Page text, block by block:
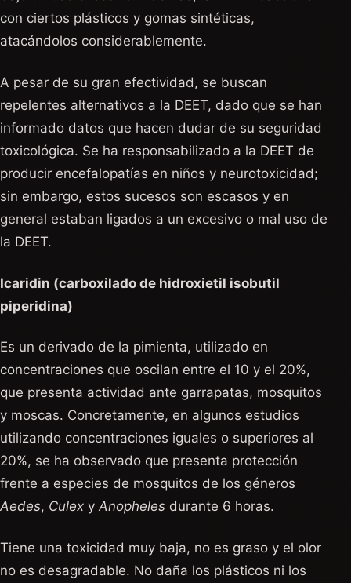
con ciertos plásticos y gomas sintéticas,
atacándolos considerablemente.
A pesar de su gran efectividad, se buscan
repelentes alternativos a la DEET, dado que se han
informado datos que hacen dudar de su seguridad
toxicológica. Se ha responsabilizado a la DEET de
producir encefalopatías en niños y neurotoxicidad;
sin embargo, estos sucesos son escasos y en
general estaban ligados a un excesivo o mal uso de
la DEET.
Icaridin (carboxilado de hidroxietil isobutil
piperidina)
Es un derivado de la pimienta, utilizado en
concentraciones que oscilan entre el 10 y el 20%,
que presenta actividad ante garrapatas, mosquitos
y moscas. Concretamente, en algunos estudios
utilizando concentraciones iguales o superiores al
20%, se ha observado que presenta protección
frente a especies de mosquitos de los géneros
Aedes, Culex y Anopheles durante 6 horas.
Tiene una toxicidad muy baja, no es graso y el olor
no es desagradable. No daña los plásticos ni los